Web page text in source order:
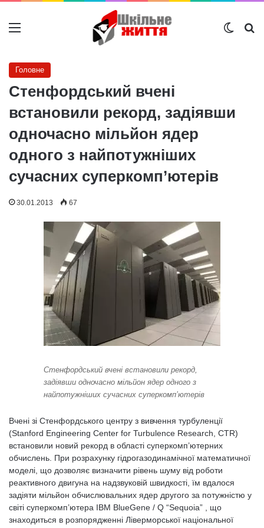
Меню
Головне
Стенфордський вчені
встановили рекорд, задіявши
одночасно мільйон ядер
одного з найпотужніших
сучасних суперкомп’ютерів
30.01.2013 67
Стенфордський вчені встановили рекорд,
задіявши одночасно мільйон ядер одного з
найпотужніших сучасних суперкомп’ютерів
Вчені зі Стенфордського центру з вивчення турбуленції
(Stanford Engineering Center for Turbulence Research, CTR)
встановили новий рекорд в області суперкомп’ютерних
обчислень. При розрахунку гідрогазодинамічної математичної
моделі, що дозволяє визначити рівень шуму від роботи
реактивного двигуна на надзвуковій швидкості, їм вдалося
задіяти мільйон обчислювальних ядер другого за потужністю у
світі суперкомп’ютера IBM BlueGene / Q “Sequoia” , що
знаходиться в розпорядженні Ліверморської національної